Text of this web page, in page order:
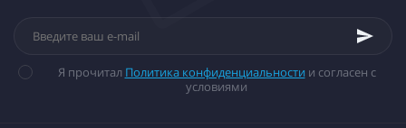
Я прочитал Политика конфиденциальности и согласен с
условиями